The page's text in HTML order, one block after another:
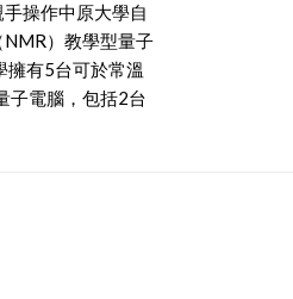
操作中原大學自
）教學型量子
擁有5台可於常溫
子電腦，包括2台